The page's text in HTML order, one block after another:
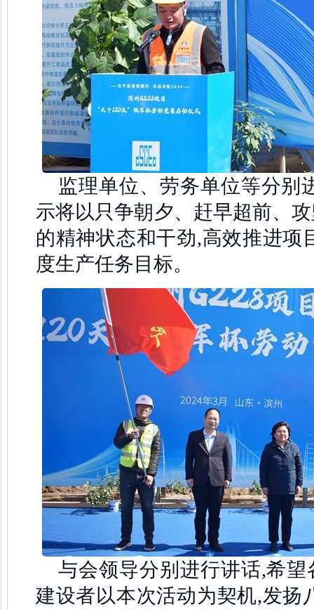
监理单位、劳务单位等分别
示将以只争朝夕、赶早超前、
的精神状态和干劲,高效推进项
度生产任务目标。
与会领导分别进行讲话,希
建设者以本次活动为契机,发扬